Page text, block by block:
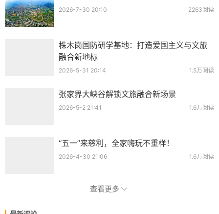
2026-7-30 20:10 2263阅读
株木岗国防研学基地：打造爱国主义与文旅
融合新地标
2026-5-31 20:14 1.5万阅读
张家界大峡谷解锁文旅融合新场景
2026-5-2 21:41 1.6万阅读
“五一”来慈利，全家嗨玩不重样！
2026-4-30 21:06 1.6万阅读
查看更多